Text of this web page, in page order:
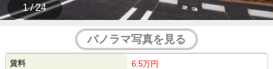
1 / 24
パノラマ写真を見る
賃料 6.5万円